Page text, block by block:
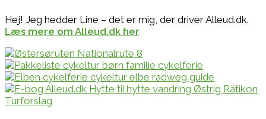
Hej! Jeg hedder Line – det er mig, der driver Alleud.dk.
Læs mere om Alleud.dk her